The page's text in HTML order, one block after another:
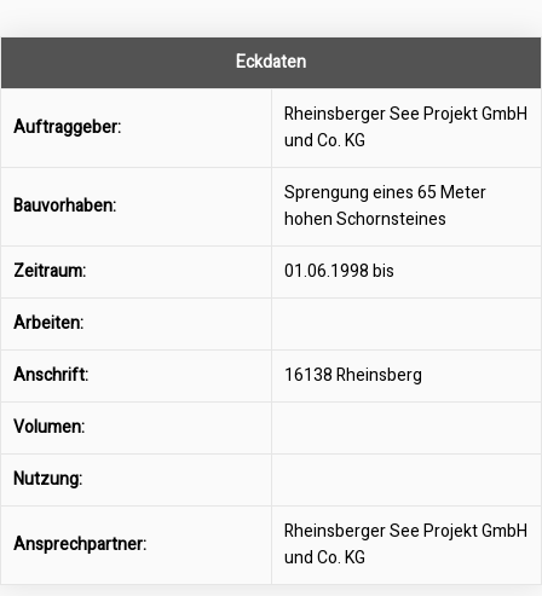
Eckdaten
Auftraggeber:
Rheinsberger See Projekt GmbH
und Co. KG
Bauvorhaben:
Sprengung eines 65 Meter
hohen Schornsteines
Zeitraum: 01.06.1998 bis
Arbeiten:
Anschrift: 16138 Rheinsberg
Volumen:
Nutzung:
Ansprechpartner:
Rheinsberger See Projekt GmbH
und Co. KG